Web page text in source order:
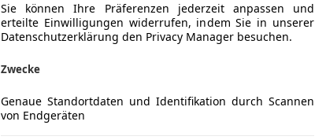
Sie können Ihre Präferenzen jederzeit anpassen und
erteilte Einwilligungen widerrufen, indem Sie in unserer
Datenschutzerklärung den Privacy Manager besuchen.
Zwecke
Genaue Standortdaten und Identifikation durch Scannen
von Endgeräten